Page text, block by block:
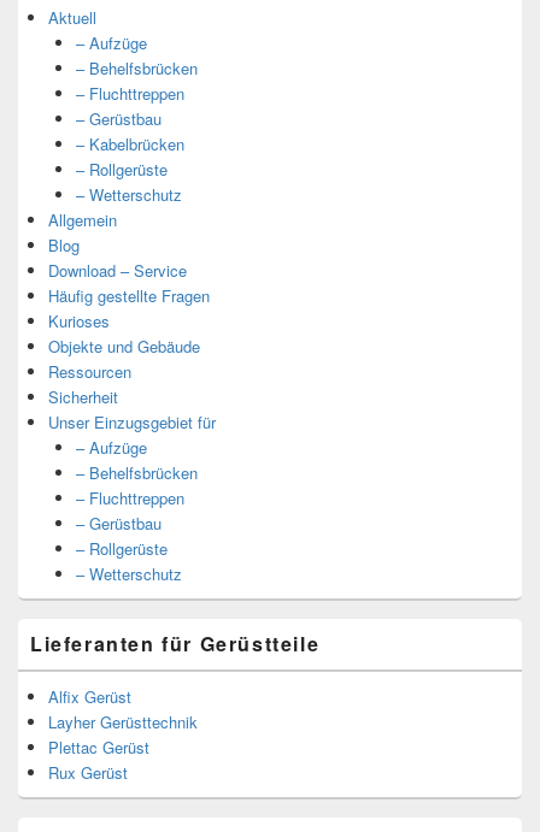
Aktuell
– Aufzüge
– Behelfsbrücken
– Fluchttreppen
– Gerüstbau
– Kabelbrücken
– Rollgerüste
– Wetterschutz
Allgemein
Blog
Download – Service
Häufig gestellte Fragen
Kurioses
Objekte und Gebäude
Ressourcen
Sicherheit
Unser Einzugsgebiet für
– Aufzüge
– Behelfsbrücken
– Fluchttreppen
– Gerüstbau
– Rollgerüste
– Wetterschutz
Lieferanten für Gerüstteile
Alfix Gerüst
Layher Gerüsttechnik
Plettac Gerüst
Rux Gerüst